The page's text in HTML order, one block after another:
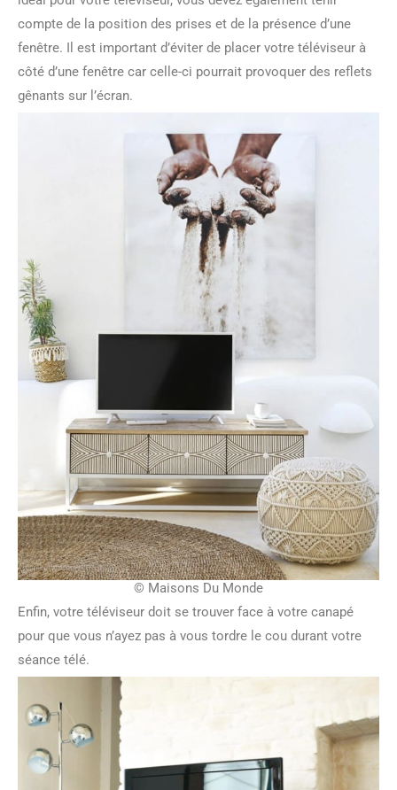
compte de la position des prises et de la présence d’une
fenêtre. Il est important d’éviter de placer votre téléviseur à
côté d’une fenêtre car celle-ci pourrait provoquer des reflets
gênants sur l’écran.
© Maisons Du Monde
Enfin, votre téléviseur doit se trouver face à votre canapé
pour que vous n’ayez pas à vous tordre le cou durant votre
séance télé.